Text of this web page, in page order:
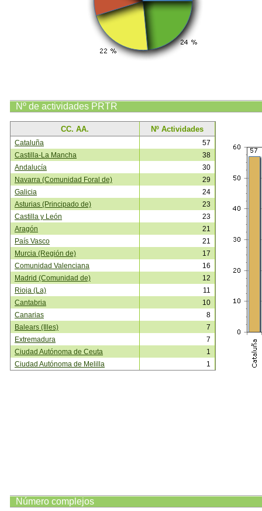
Nº de actividades PRTR
CC. AA. Nº Actividades
Cataluña
57
Castilla-La Mancha
38
Andalucía
30
Navarra (Comunidad Foral de)
29
Galicia
24
Asturias (Principado de)
23
Castilla y León
23
Aragón
21
País Vasco
21
Murcia (Región de)
17
Comunidad Valenciana
16
Madrid (Comunidad de)
12
Rioja (La)
11
Cantabria
10
Canarias
8
Balears (Illes)
7
Extremadura
7
Ciudad Autónoma de Ceuta
1
Ciudad Autónoma de Melilla
1
Número complejos